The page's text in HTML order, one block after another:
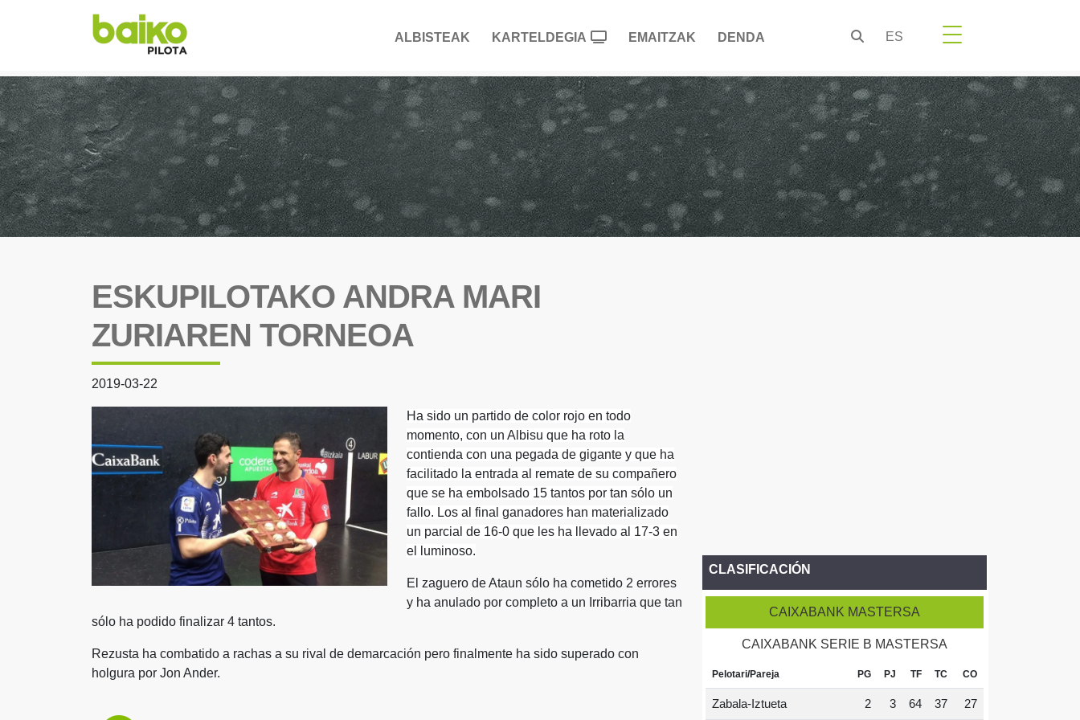
ALBISTEAK KARTELDEGIA EMAITZAK DENDA ES
ESKUPILOTAKO ANDRA MARI
ZURIAREN TORNEOA
2019-03-22
Ha sido un partido de color rojo en todo
momento, con un Albisu que ha roto la
contienda con una pegada de gigante y que ha
facilitado la entrada al remate de su compañero
que se ha embolsado 15 tantos por tan sólo un
fallo. Los al final ganadores han materializado
un parcial de 16-0 que les ha llevado al 17-3 en
el luminoso.
El zaguero de Ataun sólo ha cometido 2 errores
y ha anulado por completo a un Irribarria que tan
sólo ha podido finalizar 4 tantos.
Rezusta ha combatido a rachas a su rival de demarcación pero finalmente ha sido superado con
holgura por Jon Ander.
CLASIFICACIÓN
CAIXABANK MASTERSA
CAIXABANK SERIE B MASTERSA
Pelotari/Pareja PG PJ TF TC CO
Zabala-Iztueta 2 3 64 37 27